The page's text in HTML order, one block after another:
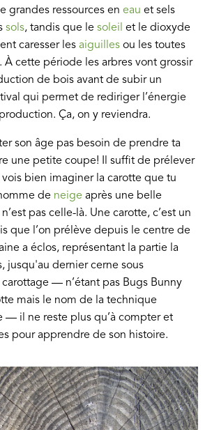
grandes ressources en eau et sels
sols, tandis que le soleil et le dioxyde
caresser les aiguilles ou les toutes
À cette période les arbres vont grossir
de bois avant de subir un
qui permet de rediriger l’énergie
Ça, on y reviendra.
son âge pas besoin de prendre ta
une petite coupe! Il suffit de prélever
bien imaginer la carotte que tu
de neige après une belle
pas celle-là. Une carotte, c’est un
que l’on prélève depuis le centre de
a éclos, représentant la partie la
jusqu'au dernier cerne sous
carottage — n’étant pas Bugs Bunny
mais le nom de la technique
— il ne reste plus qu’à compter et
pour apprendre de son histoire.